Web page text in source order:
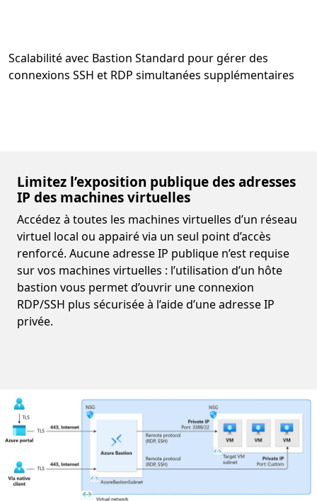
Scalabilité avec Bastion Standard pour gérer des
connexions SSH et RDP simultanées supplémentaires
Limitez l’exposition publique des adresses
IP des machines virtuelles
Accédez à toutes les machines virtuelles d’un réseau
virtuel local ou appairé via un seul point d’accès
renforcé. Aucune adresse IP publique n’est requise
sur vos machines virtuelles : l’utilisation d’un hôte
bastion vous permet d’ouvrir une connexion
RDP/SSH plus sécurisée à l’aide d’une adresse IP
privée.